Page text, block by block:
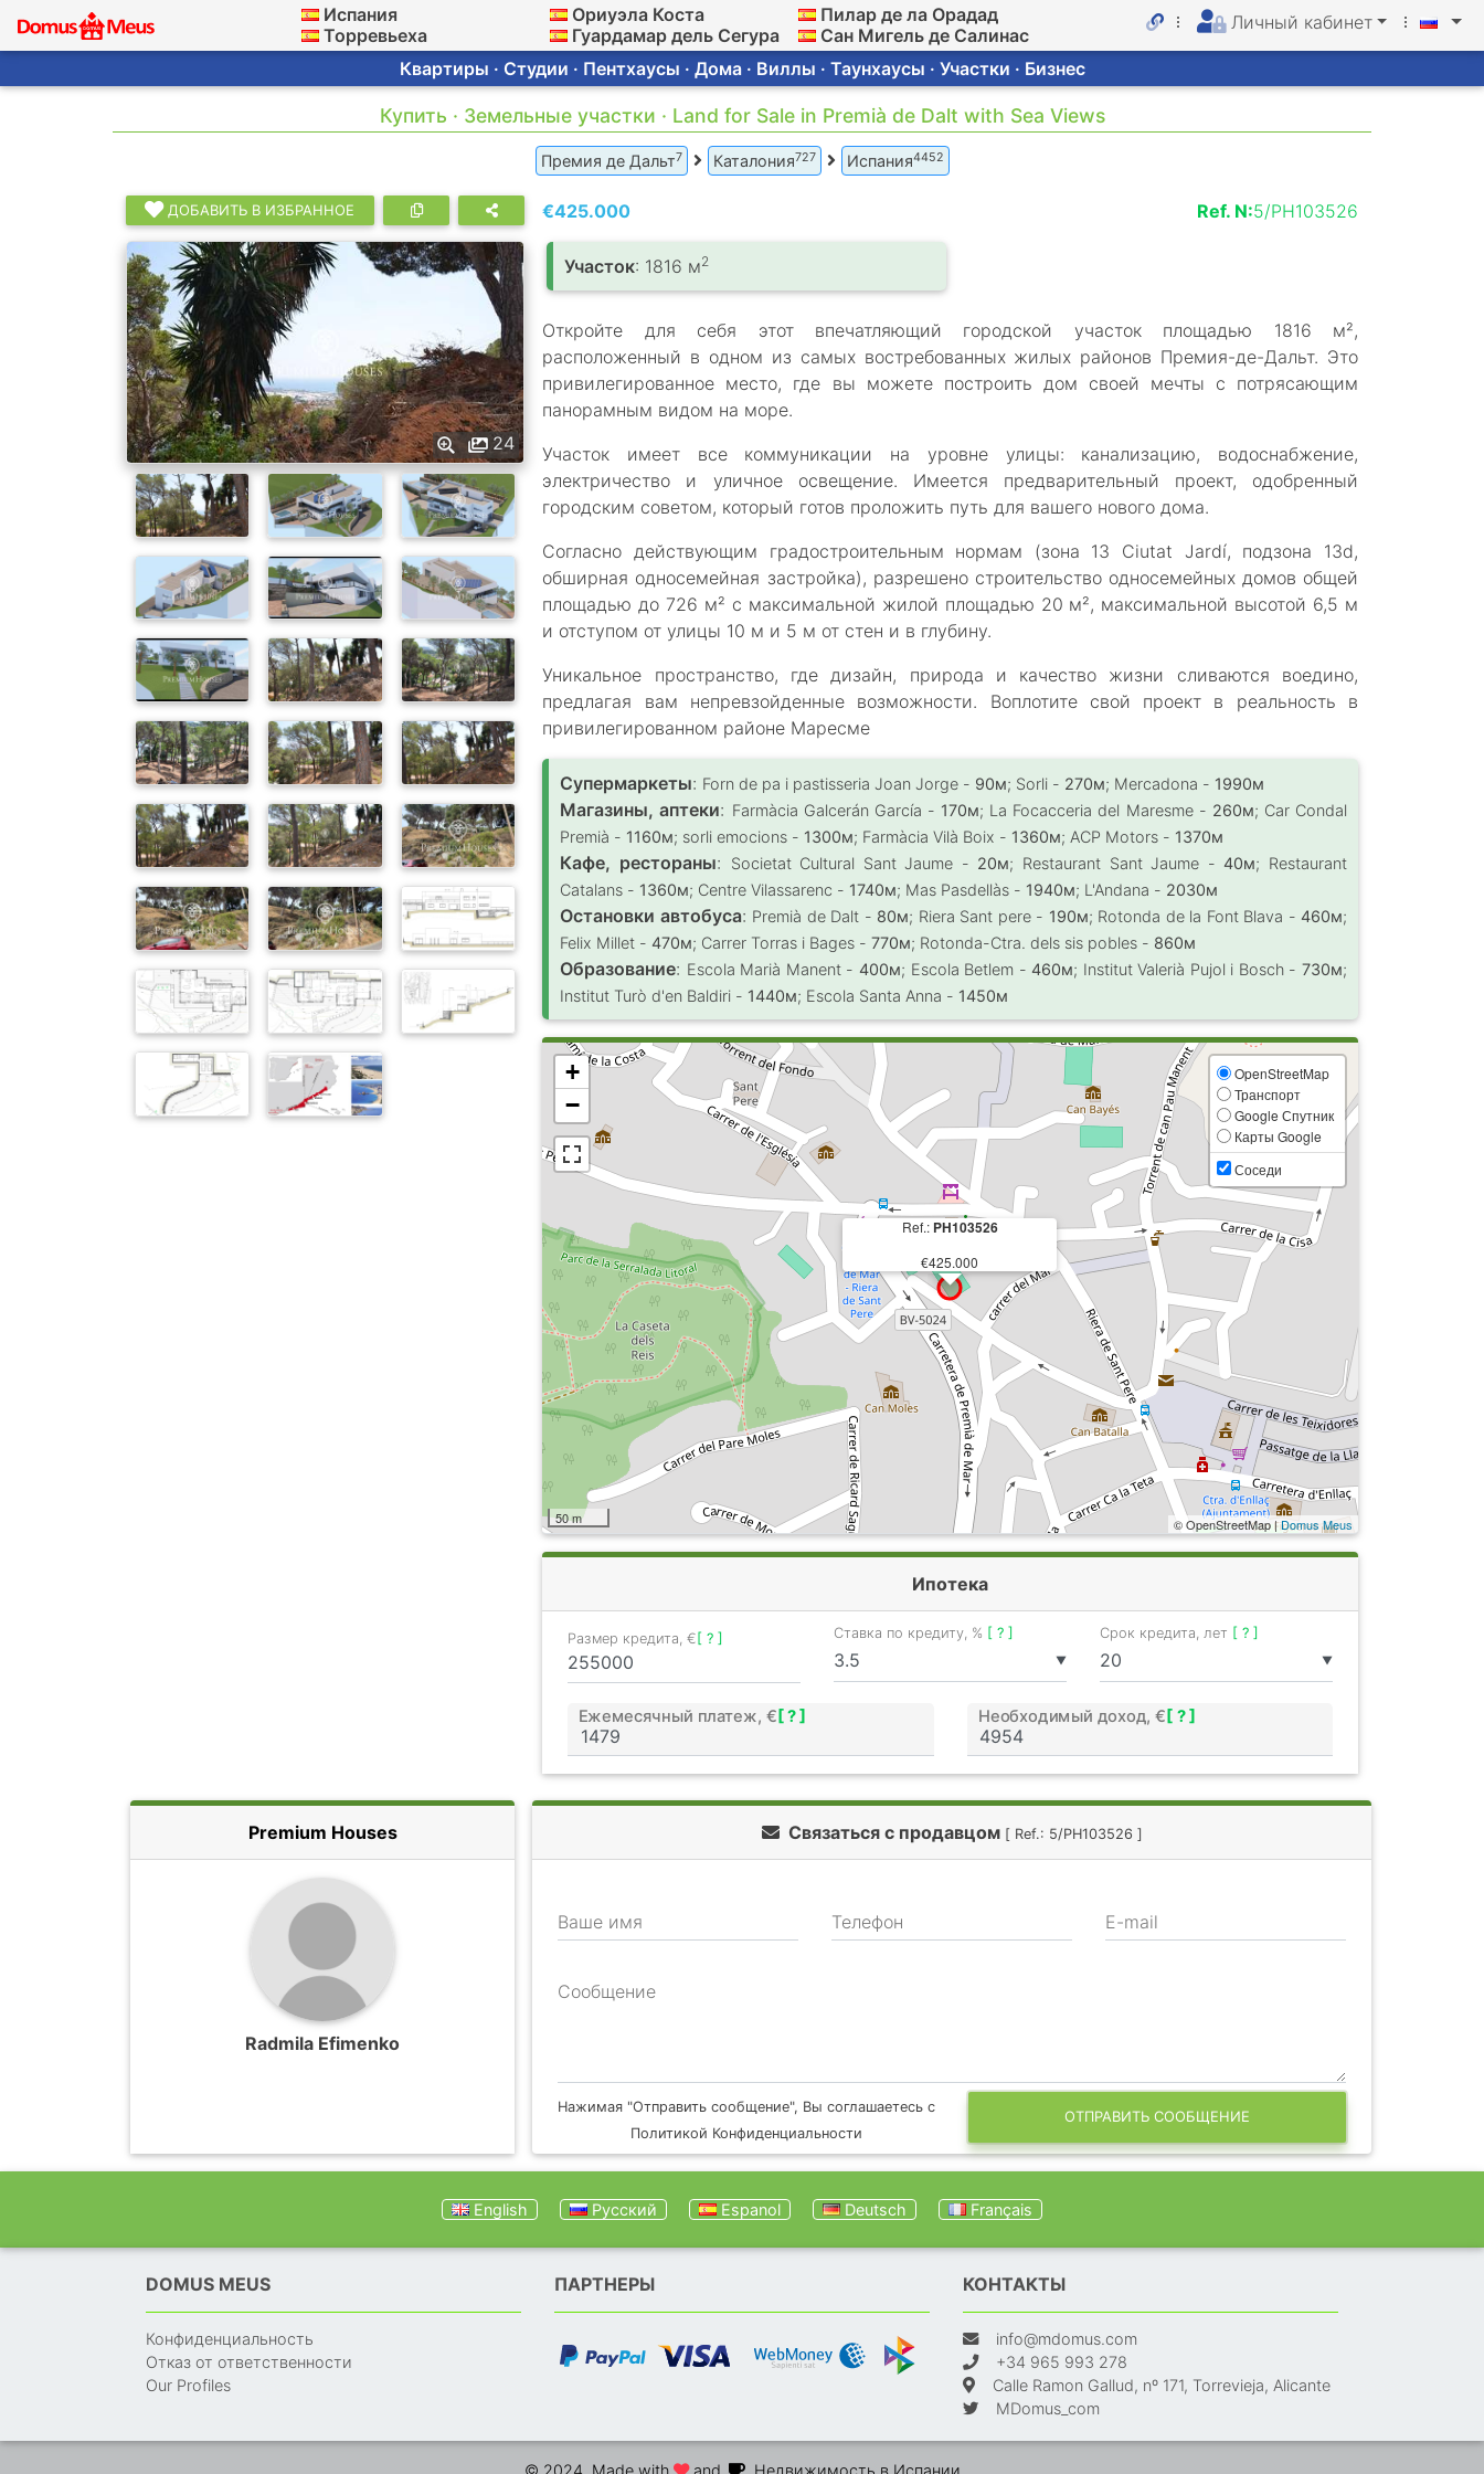
Испания
Торревьеха
Ориуэла Коста
Гуардамар дель Сегура
Пилар де ла Орадад
Сан Мигель де Салинас
Личный кабинет
Квартиры · Студии · Пентхаусы · Дома · Виллы · Таунхаусы · Участки · Бизнес
Купить · Земельные участки · Land for Sale in Premià de Dalt with Sea Views
Премия де Дальт7 Каталония727 Испания4452
ДОБАВИТЬ В ИЗБРАННОЕ
24
€425.000 Ref. N:5/PH103526
Участок: 1816 м2
Откройте для себя этот впечатляющий городской участок площадью 1816 м²,
расположенный в одном из самых востребованных жилых районов Премия-де-Дальт. Это
привилегированное место, где вы можете построить дом своей мечты с потрясающим
панорамным видом на море.
Участок имеет все коммуникации на уровне улицы: канализацию, водоснабжение,
электричество и уличное освещение. Имеется предварительный проект, одобренный
городским советом, который готов проложить путь для вашего нового дома.
Согласно действующим градостроительным нормам (зона 13 Ciutat Jardí, подзона 13d,
обширная односемейная застройка), разрешено строительство односемейных домов общей
площадью до 726 м² с максимальной жилой площадью 20 м², максимальной высотой 6,5 м
и отступом от улицы 10 м и 5 м от стен и в глубину.
Уникальное пространство, где дизайн, природа и качество жизни сливаются воедино,
предлагая вам непревзойденные возможности. Воплотите свой проект в реальность в
привилегированном районе Маресме
Супермаркеты: Forn de pa i pastisseria Joan Jorge - 90м; Sorli - 270м; Mercadona - 1990м
Магазины, аптеки: Farmàcia Galcerán García - 170м; La Focacceria del Maresme - 260м; Car Condal
Premià - 1160м; sorli emocions - 1300м; Farmàcia Vilà Boix - 1360м; ACP Motors - 1370м
Кафе, рестораны: Societat Cultural Sant Jaume - 20м; Restaurant Sant Jaume -40м; Restaurant
Catalans - 1360м; Centre Vilassarenc - 1740м; Mas Pasdellàs - 1940м; L'Andana - 2030м
Остановки автобуса: Premià de Dalt - 80м; Riera Sant pere - 190м; Rotonda de la Font Blava -460м;
Felix Millet -470м; Carrer Torras i Bages -770м; Rotonda-Ctra. dels sis pobles - 860м
Образование: Escola Marià Manent -400м; Escola Betlem -460м; Institut Valerià Pujol i Bosch -730м;
Institut Turò d'en Baldiri - 1440м; Escola Santa Anna - 1450м
Ref.: PH103526
€425.000
+
−
OpenStreetMap
Транспорт
Google Спутник
Карты Google
Соседи
50 m © OpenStreetMap |Domus Meus
Ипотека
Размер кредита, €[ ? ]
▼
Ставка по кредиту, % [ ? ]
▼
Срок кредита, лет [ ? ]
Ежемесячный платеж, € [ ? ] Необходимый доход, € [ ? ]
Premium Houses
Radmila Efimenko
Связаться с продавцом [ Ref.: 5/PH103526 ]
Ваше имя Телефон E-mail
Сообщение
Нажимая "Отправить сообщение", Вы соглашаетесь с
Политикой Конфиденциальности
ОТПРАВИТЬ СООБЩЕНИЕ
English Русский Espanol Deutsch Français
DOMUS MEUS
Конфиденциальность
Отказ от ответственности
Our Profiles
ПАРТНЕРЫ КОНТАКТЫ
info@mdomus.com
+34 965 993 278
Calle Ramon Gallud, nº 171, Torrevieja, Alicante
MDomus_com
© 2024. Made with and . Недвижимость в Испании